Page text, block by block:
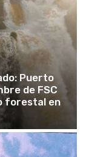
Puerto
de FSC
forestal en